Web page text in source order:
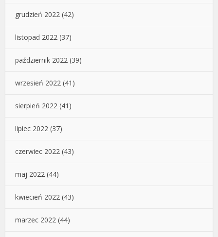
grudzień 2022 (42)
listopad 2022 (37)
październik 2022 (39)
wrzesień 2022 (41)
sierpień 2022 (41)
lipiec 2022 (37)
czerwiec 2022 (43)
maj 2022 (44)
kwiecień 2022 (43)
marzec 2022 (44)